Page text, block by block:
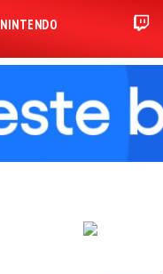
NINTENDO